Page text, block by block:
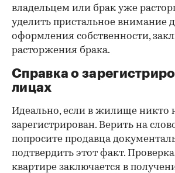
владельцем или брак уже
уделить пристальное внимание
оформления собственности,
расторжения брака.
Справка о
лицах
Идеально, если в жилище никто
зарегистрирован. Верить на
попросите продавца
подтвердить этот факт.
квартире заключается в